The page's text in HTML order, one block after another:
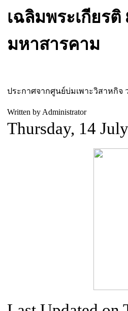
เฉลิมพระเกียร
มหาสารคาม
ประกาศจากศูนย์บ่มเพาะวิสาหกิจ
Written by Administrator
Thursday, 14